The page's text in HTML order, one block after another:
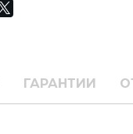
ГАРАНТИИ